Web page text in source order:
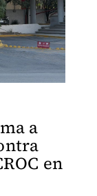
a
en